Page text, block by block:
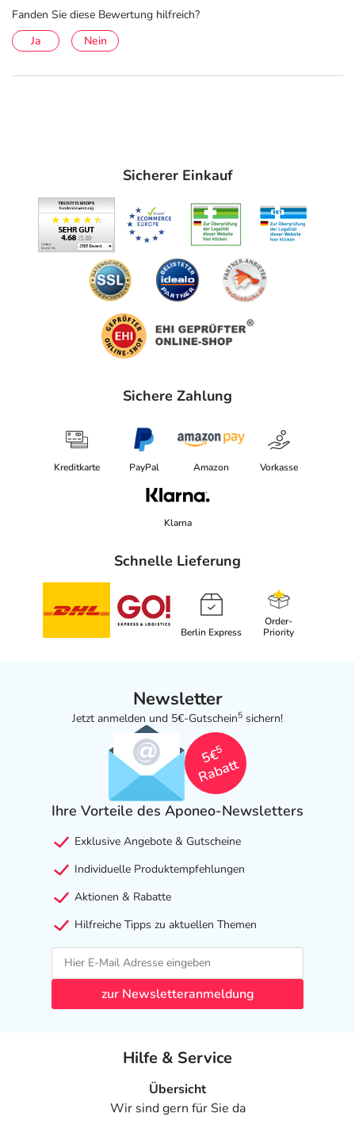
Fanden Sie diese Bewertung hilfreich?
Ja
Nein
Sicherer Einkauf
Sichere Zahlung
Kreditkarte PayPal Amazon Vorkasse
Klarna
Schnelle Lieferung
Berlin Express
Order-
Priority
Newsletter
Jetzt anmelden und 5€-Gutschein5 sichern!
5€
5
Rabatt
Ihre Vorteile des Aponeo-Newsletters
Exklusive Angebote & Gutscheine
Individuelle Produktempfehlungen
Aktionen & Rabatte
Hilfreiche Tipps zu aktuellen Themen
zur Newsletteranmeldung
Hilfe & Service
Übersicht
Wir sind gern für Sie da